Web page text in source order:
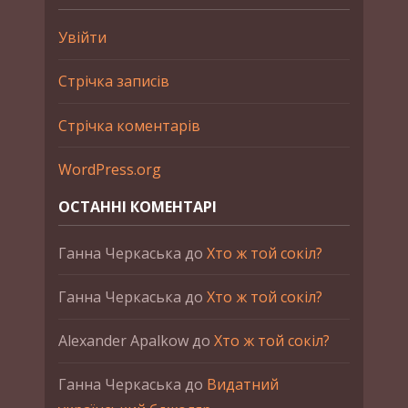
Увійти
Стрічка записів
Стрічка коментарів
WordPress.org
ОСТАННІ КОМЕНТАРІ
Ганна Черкаська до Хто ж той сокіл?
Ганна Черкаська до Хто ж той сокіл?
Alexander Apalkowдо Хто ж той сокіл?
Ганна Черкаська до Видатний